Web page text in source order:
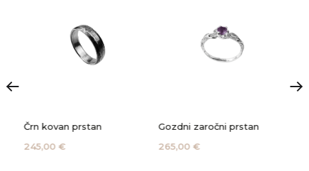
Črn kovan prstan
245,00 €
Gozdni zaročni prstan
265,00 €